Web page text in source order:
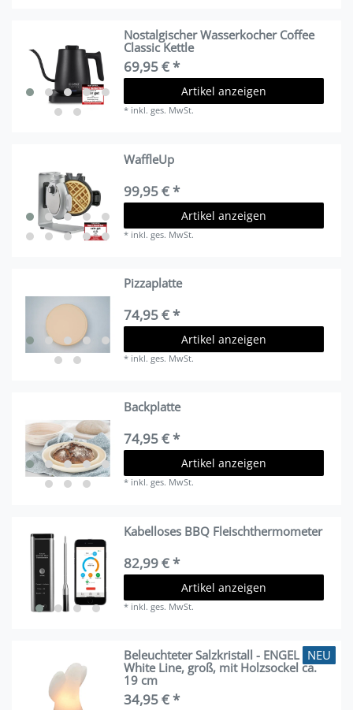
Nostalgischer Wasserkocher Coffee
Classic Kettle
69,95 € *
Artikel anzeigen
* inkl. ges. MwSt.
WaffleUp
99,95 € *
Artikel anzeigen
* inkl. ges. MwSt.
Pizzaplatte
74,95 € *
Artikel anzeigen
* inkl. ges. MwSt.
Backplatte
74,95 € *
Artikel anzeigen
* inkl. ges. MwSt.
Kabelloses BBQ Fleischthermometer
82,99 € *
Artikel anzeigen
* inkl. ges. MwSt.
NEU
Beleuchteter Salzkristall - ENGEL
White Line, groß, mit Holzsockel ca.
19 cm
34,95 € *